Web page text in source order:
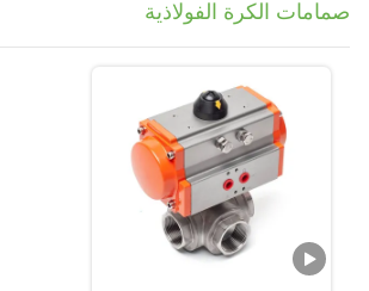
صمامات الكرة الفولاذية